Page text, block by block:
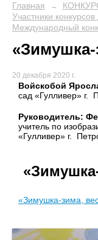
Главная →
Участники
Международный
«Зимушка-
20 декабря 2020 г.
Войскобой
сад «Гулливер» г.
Руководитель:
учитель по
«Гулливер» г.
«Зимушка-зима,